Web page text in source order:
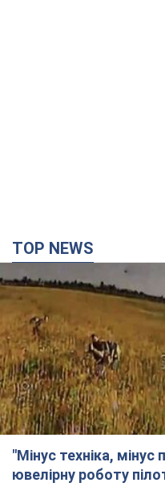
TOP NEWS
"Мінус техніка,
ювелірну роботу